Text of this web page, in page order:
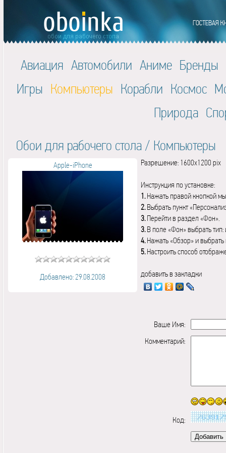
Авиация Автомобили Аниме Бренды
Игры Компьютеры Корабли Космос
Природа
Обои для рабочего стола / Компьютеры
Apple-iPhone
Добавлено: 29.08.2008
Разрешение: 1600x1200 pix
Инструкция по установке:
1.Нажать правой кнопкой
2.Выбрать пункт
3.Перейти в раздел «Фон».
3.В поле «Фон» выбрать
4.Нажать «Обзор» и выбрать
5.Настроить способ
добавить в закладки
Ваше Имя:
Комментарий:
Код: